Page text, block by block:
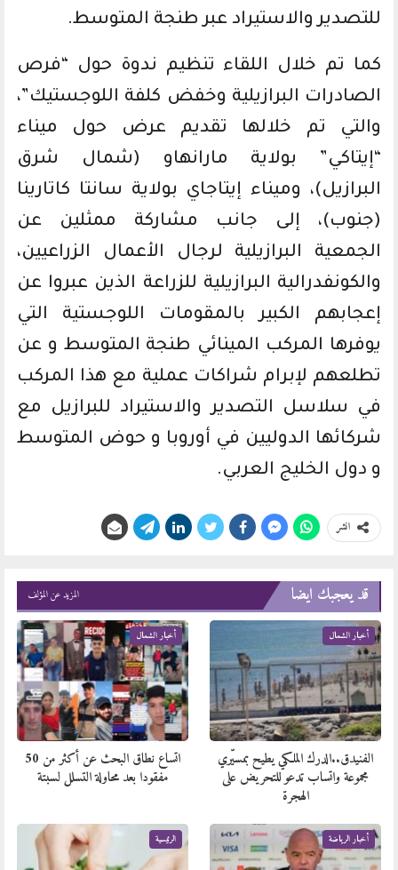
للتصدير والاستيراد عبر طنجة المتوسط.
كما تم خلال اللقاء تنظيم ندوة حول “فرص
الصادرات البرازيلية وخفض كلفة اللوجستيك”،
والتي تم خلالها تقديم عرض حول ميناء
“إيتاكي” بولاية مارانهاو (شمال شرق
البرازيل)، وميناء إيتاجاي بولاية سانتا كاتارينا
(جنوب)، إلى جانب مشاركة ممثلين عن
الجمعية البرازيلية لرجال الأعمال الزراعيين،
والكونفدرالية البرازيلية للزراعة الذين عبروا عن
إعجابهم الكبير بالمقومات اللوجستية التي
يوفرها المركب المينائي طنجة المتوسط و عن
تطلعهم لإبرام شراكات عملية مع هذا المركب
في سلاسل التصدير والاستيراد للبرازيل مع
شركائها الدوليين في أوروبا و حوض المتوسط
و دول الخليج العربي.
انشر
قد يعجبك ايضا المزيد عن المؤلف
أخبار الشمال
الفنيدق..الدرك الملكي يطيح بمسيّري
مجموعة واتساب تدعو للتحريض على
الهجرة
أخبار الشمال
اتساع نطاق البحث عن أكثر من 50
مفقودا بعد محاولة التسلل لسبتة
أخبار الرياضة الرئيسية